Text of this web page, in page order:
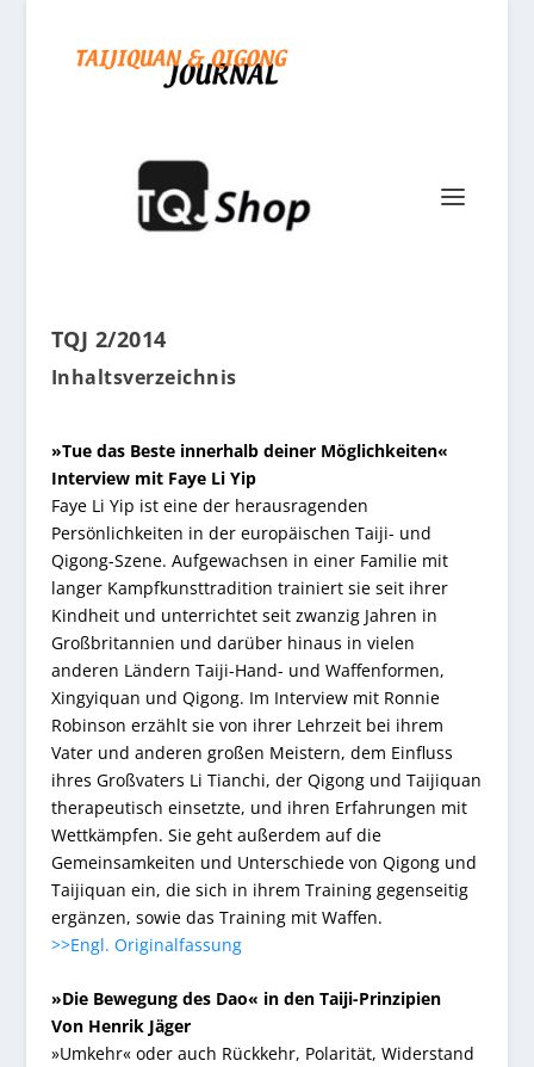
TQJ 2/2014
Inhaltsverzeichnis
»Tue das Beste innerhalb deiner Möglichkeiten«
Interview mit Faye Li Yip
Faye Li Yip ist eine der herausragenden
Persönlichkeiten in der europäischen Taiji- und
Qigong-Szene. Aufgewachsen in einer Familie mit
langer Kampfkunsttradition trainiert sie seit ihrer
Kindheit und unterrichtet seit zwanzig Jahren in
Großbritannien und darüber hinaus in vielen
anderen Ländern Taiji-Hand- und Waffenformen,
Xingyiquan und Qigong. Im Interview mit Ronnie
Robinson erzählt sie von ihrer Lehrzeit bei ihrem
Vater und anderen großen Meistern, dem Einfluss
ihres Großvaters Li Tianchi, der Qigong und Taijiquan
therapeutisch einsetzte, und ihren Erfahrungen mit
Wettkämpfen. Sie geht außerdem auf die
Gemeinsamkeiten und Unterschiede von Qigong und
Taijiquan ein, die sich in ihrem Training gegenseitig
ergänzen, sowie das Training mit Waffen.
>>Engl. Originalfassung
»Die Bewegung des Dao« in den Taiji-Prinzipien
Von Henrik Jäger
»Umkehr« oder auch Rückkehr, Polarität, Widerstand